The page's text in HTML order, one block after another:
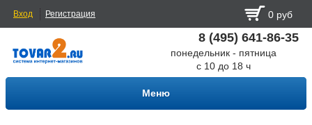
Вход Регистрация 0 руб
8 (495) 641-86-35
понедельник - пятница
с 10 до 18 ч
Меню